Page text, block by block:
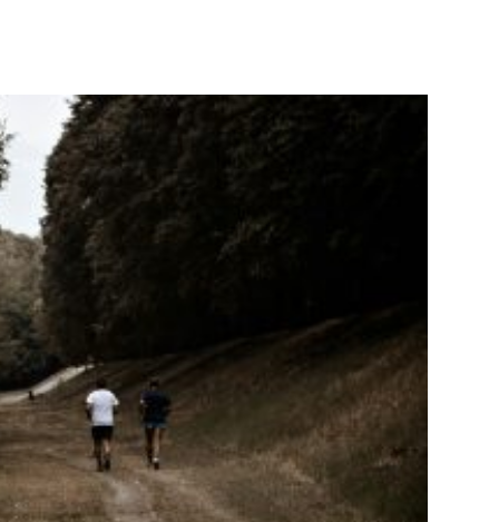
ter nada a ver com aquilo que outro […]